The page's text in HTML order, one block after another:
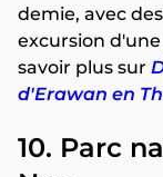
demie, avec
excursion
savoir plus sur
d'Erawan en
10. Parc